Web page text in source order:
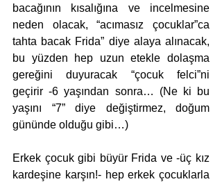
bacağının kısalığına ve incelmesine
neden olacak, “acımasız çocuklar”ca
tahta bacak Frida” diye alaya alınacak,
bu yüzden hep uzun etekle dolaşma
gereğini duyuracak “çocuk felci”ni
geçirir -6 yaşından sonra… (Ne ki bu
yaşını “7” diye değiştirmez, doğum
gününde olduğu gibi…)
Erkek çocuk gibi büyür Frida ve -üç kız
kardeşine karşın!- hep erkek çocuklarla